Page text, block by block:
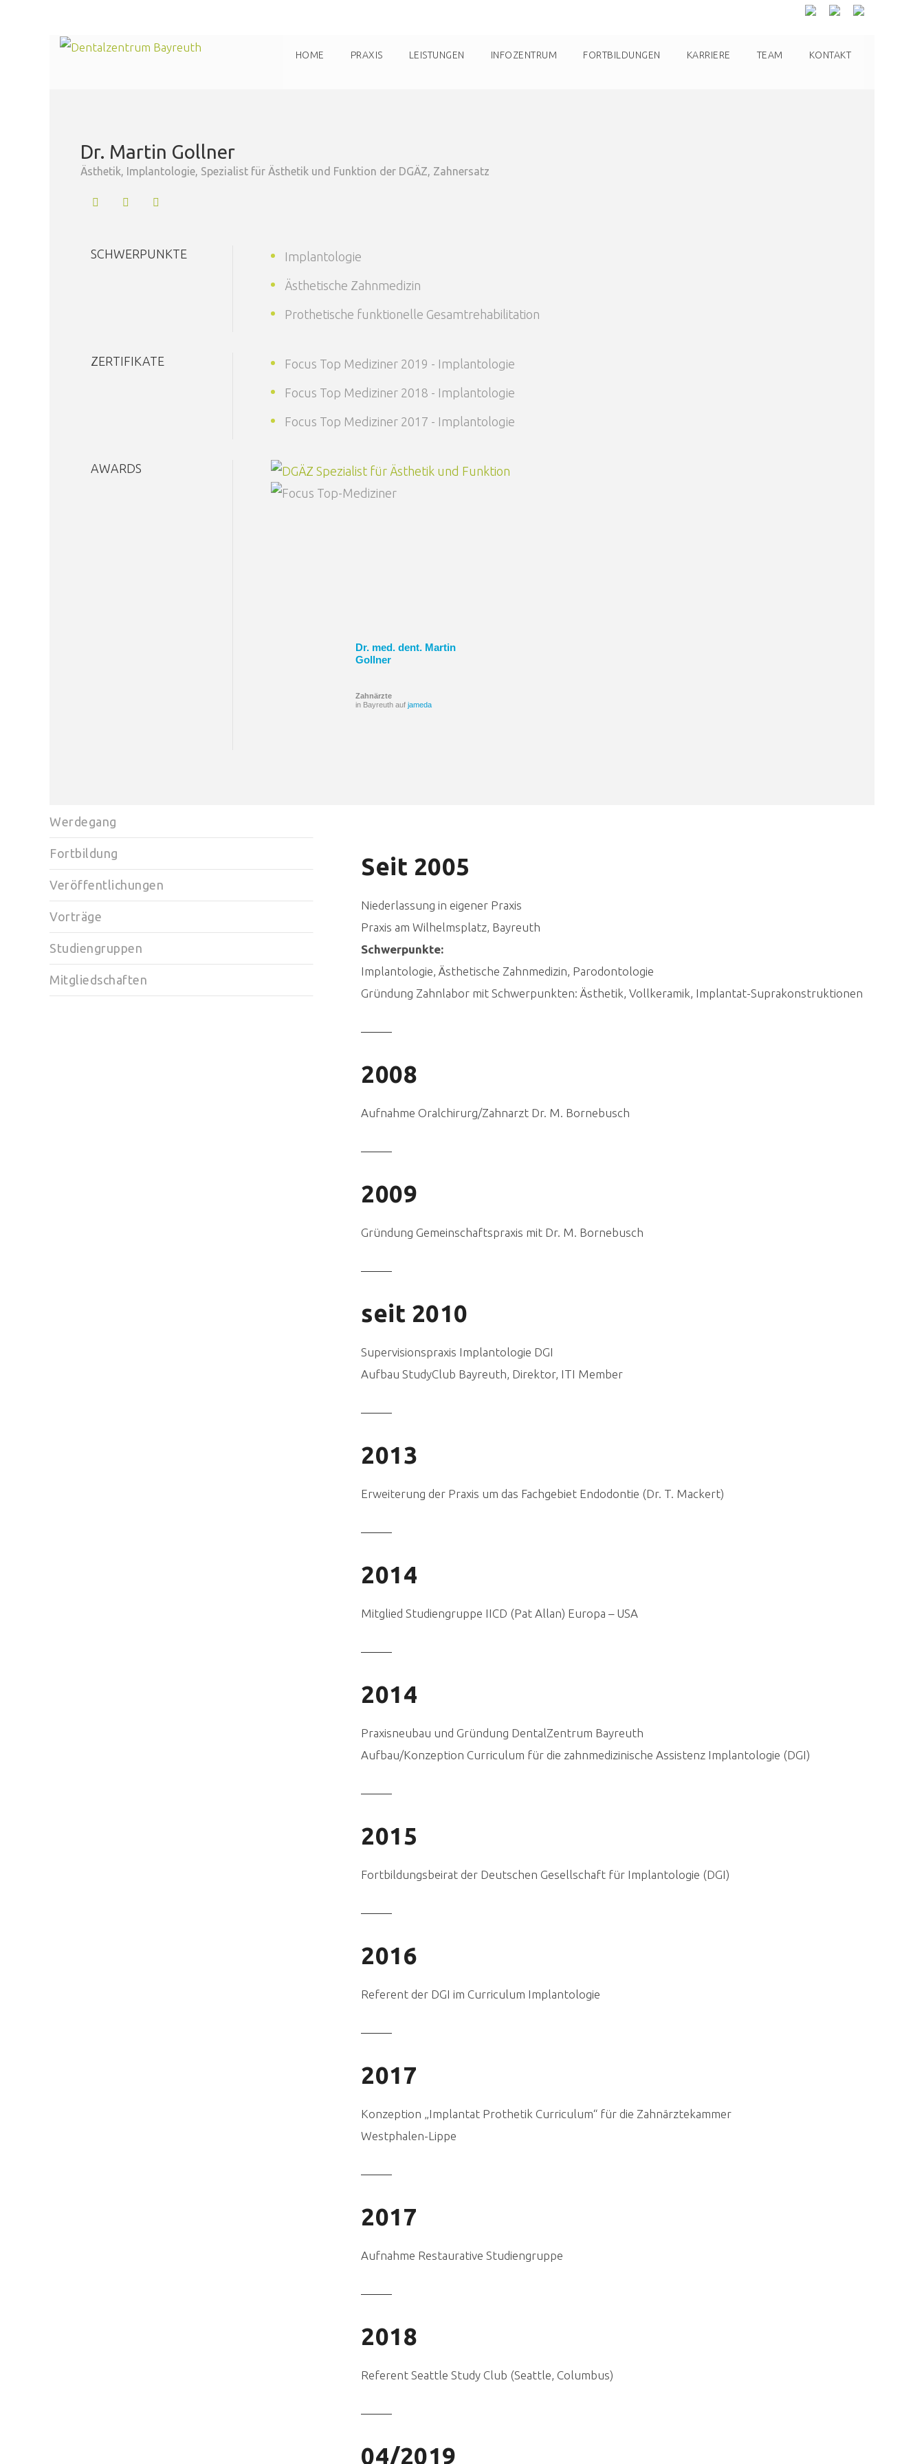
HOME PRAXIS LEISTUNGEN INFOZENTRUM FORTBILDUNGEN KARRIERE TEAM KONTAKT
Martin Gollner
Dr. Martin Gollner
Ästhetik, Implantologie, Spezialist für Ästhetik und Funktion der DGÄZ, Zahnersatz
SCHWERPUNKTE Implantologie
Ästhetische Zahnmedizin
Prothetische funktionelle Gesamtrehabilitation
ZERTIFIKATE Focus Top Mediziner 2019 - Implantologie
Focus Top Mediziner 2018 - Implantologie
Focus Top Mediziner 2017 - Implantologie
AWARDS
Dr. med. dent. Martin
Gollner
Zahnärzte
in Bayreuth auf jameda
Werdegang
Fortbildung
Veröffentlichungen
Vorträge
Studiengruppen
Mitgliedschaften
Seit 2005
Niederlassung in eigener Praxis
Praxis am Wilhelmsplatz, Bayreuth
Schwerpunkte:
Implantologie, Ästhetische Zahnmedizin, Parodontologie
Gründung Zahnlabor mit Schwerpunkten: Ästhetik, Vollkeramik, Implantat-Suprakonstruktionen
2008
Aufnahme Oralchirurg/Zahnarzt Dr. M. Bornebusch
2009
Gründung Gemeinschaftspraxis mit Dr. M. Bornebusch
seit 2010
Supervisionspraxis Implantologie DGI
Aufbau StudyClub Bayreuth, Direktor, ITI Member
2013
Erweiterung der Praxis um das Fachgebiet Endodontie (Dr. T. Mackert)
2014
Mitglied Studiengruppe IICD (Pat Allan) Europa – USA
2014
Praxisneubau und Gründung DentalZentrum Bayreuth
Aufbau/Konzeption Curriculum für die zahnmedizinische Assistenz Implantologie (DGI)
2015
Fortbildungsbeirat der Deutschen Gesellschaft für Implantologie (DGI)
2016
Referent der DGI im Curriculum Implantologie
2017
Konzeption „Implantat Prothetik Curriculum“ für die Zahnärztekammer
Westphalen-Lippe
2017
Aufnahme Restaurative Studiengruppe
2018
Referent Seattle Study Club (Seattle, Columbus)
04/2019